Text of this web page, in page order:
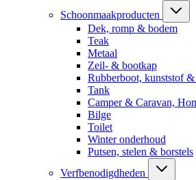
Schoonmaakproducten
Dek, romp & bodem
Teak
Metaal
Zeil- & bootkap
Rubberboot, kunststof
Tank
Camper & Caravan,
Bilge
Toilet
Winter onderhoud
Putsen, stelen & borstels
Verfbenodigdheden